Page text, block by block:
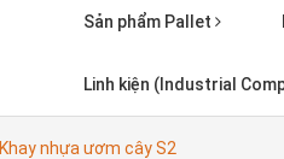
Sản phẩm Pallet
Linh kiện (Industrial
Khay nhựa ươm cây S2